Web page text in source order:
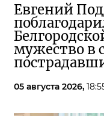
Евгений
мужество в
05 августа 2026,